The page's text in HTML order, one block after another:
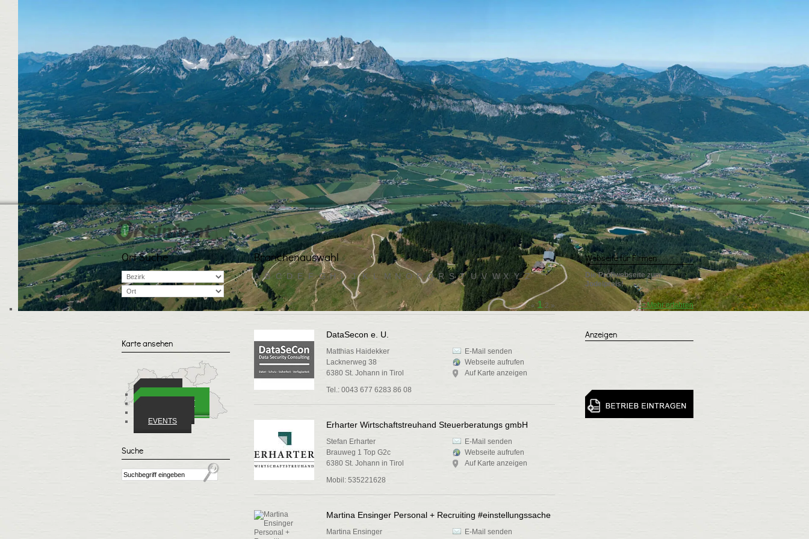
WIRTSCHAFT
EVENTS
Ort Suche
Karte ansehen
Suche
Branchenauswahl
A B C D E F G H I J K L M N O P Q R S T U V W X Y Z
«1 2 »
DataSecon e. U.
Matthias Haidekker
Lacknerweg 38
6380 St. Johann in Tirol
Tel.: 0043 677 6283 86 08
E-Mail senden
Webseite aufrufen
Auf Karte anzeigen
Erharter Wirtschaftstreuhand Steuerberatungs gmbH
Stefan Erharter
Brauweg 1 Top G2c
6380 St. Johann in Tirol
Mobil: 535221628
E-Mail senden
Webseite aufrufen
Auf Karte anzeigen
Martina Ensinger Personal + Recruiting #einstellungssache
Martina Ensinger
E-Mail senden
Webseite für Firmen
Die Profiwebseite zum
Jodelpreis!
-> Mehr erfahren
Anzeigen